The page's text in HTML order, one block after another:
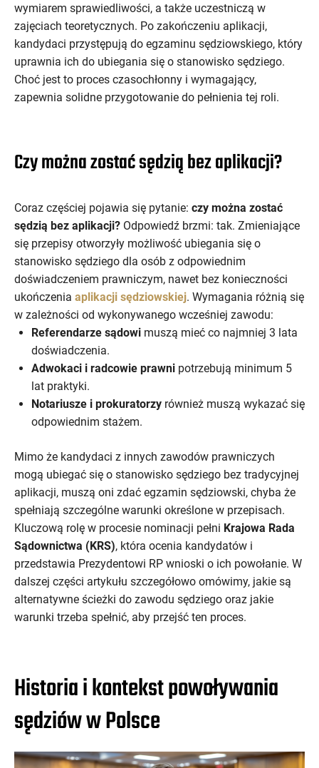
wymiarem sprawiedliwości, a także uczestniczą w
zajęciach teoretycznych. Po zakończeniu aplikacji,
kandydaci przystępują do egzaminu sędziowskiego, który
uprawnia ich do ubiegania się o stanowisko sędziego.
Choć jest to proces czasochłonny i wymagający,
zapewnia solidne przygotowanie do pełnienia tej roli.
Czy można zostać sędzią bez aplikacji?
Coraz częściej pojawia się pytanie: czy można zostać
sędzią bez aplikacji? Odpowiedź brzmi: tak. Zmieniające
się przepisy otworzyły możliwość ubiegania się o
stanowisko sędziego dla osób z odpowiednim
doświadczeniem prawniczym, nawet bez konieczności
ukończenia aplikacji sędziowskiej. Wymagania różnią się
w zależności od wykonywanego wcześniej zawodu:
Referendarze sądowi muszą mieć co najmniej 3 lata
doświadczenia.
Adwokaci i radcowie prawni potrzebują minimum 5
lat praktyki.
Notariusze i prokuratorzy również muszą wykazać się
odpowiednim stażem.
Mimo że kandydaci z innych zawodów prawniczych
mogą ubiegać się o stanowisko sędziego bez tradycyjnej
aplikacji, muszą oni zdać egzamin sędziowski, chyba że
spełniają szczególne warunki określone w przepisach.
Kluczową rolę w procesie nominacji pełni Krajowa Rada
Sądownictwa (KRS), która ocenia kandydatów i
przedstawia Prezydentowi RP wnioski o ich powołanie. W
dalszej części artykułu szczegółowo omówimy, jakie są
alternatywne ścieżki do zawodu sędziego oraz jakie
warunki trzeba spełnić, aby przejść ten proces.
Historia i kontekst powoływania
sędziów w Polsce